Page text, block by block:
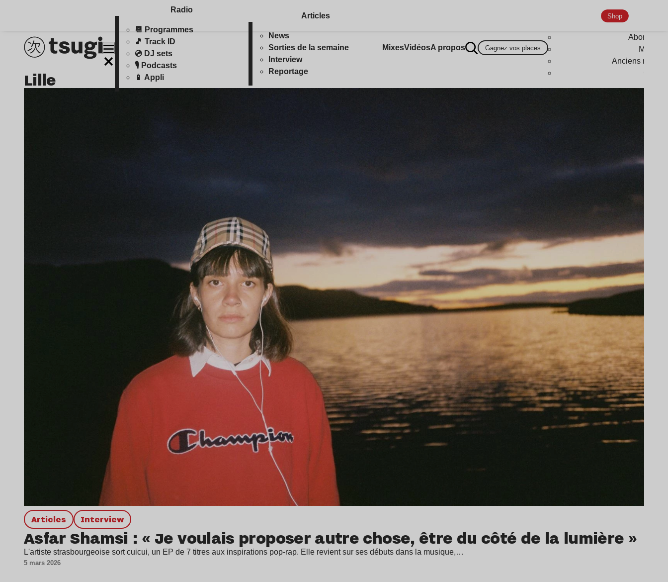
Radio
📆 Programmes
🎵 Track ID
💿 DJ sets
🎙️ Podcasts
📱 Appli
Articles
News
Sorties de la semaine
Interview
Reportage
MixesVidéosA propos Gagnez vos places
Shop
Anciens
lille
Articles interview
Asfar Shamsi : « Je voulais proposer autre chose, être du côté de la lumière »
L'artiste strasbourgeoise sort cuicui, un EP de 7 titres aux inspirations pop-rap. Elle revient sur ses débuts dans la musique,…
5 mars 2026